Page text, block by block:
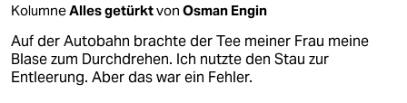
KolumneAlles getürktvon Osman Engin
Auf der Autobahn brachte der Tee meiner Frau meine
Blase zum Durchdrehen. Ich nutzte den Stau zur
Entleerung. Aber das war ein Fehler.